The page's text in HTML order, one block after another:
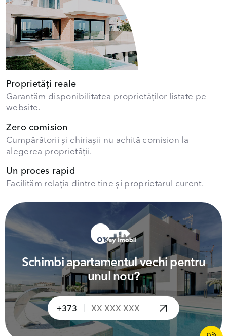
Proprietăți reale
Garantăm disponibilitatea proprietăților listate pe
website.
Zero comision
Cumpărătorii și chiriașii nu achită comision la
alegerea proprietății.
Un proces rapid
Facilităm relația dintre tine și proprietarul curent.
Schimbi apartamentul vechi pentru
unul nou?
+373